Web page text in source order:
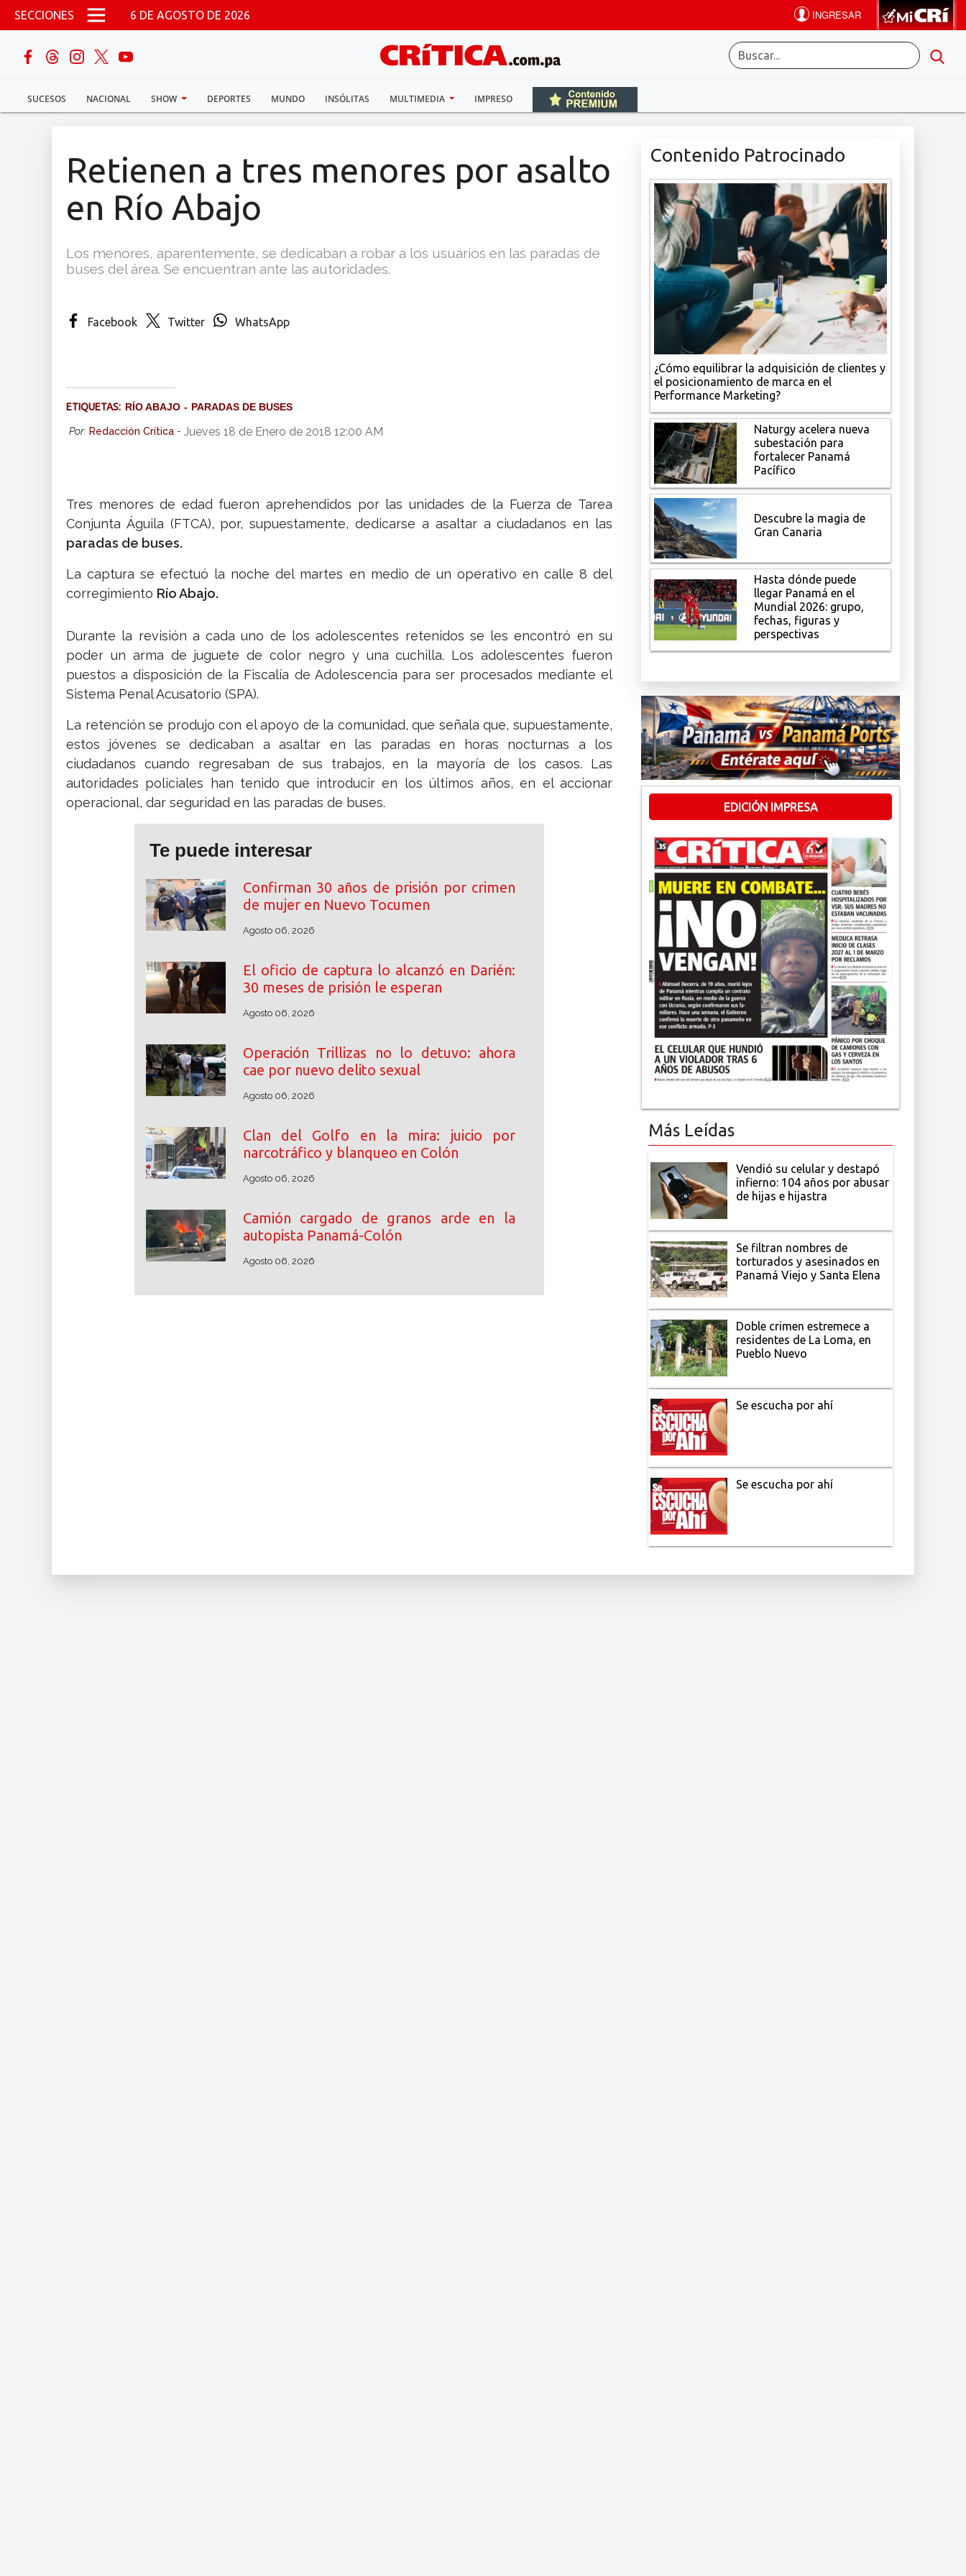
Pasar al contenido principal
SECCIONES 6 DE AGOSTO DE 2026
SUCESOS NACIONAL SHOW DEPORTES MUNDO INSÓLITAS MULTIMEDIA IMPRESO
buscar
Sucesos
Multimedia
Retienen a tres menores por asalto
en Río Abajo
Los menores, aparentemente, se dedicaban a robar a los usuarios en las paradas de
buses del área. Se encuentran ante las autoridades.
Facebook Twitter WhatsApp
ETIQUETAS: RÍO ABAJO PARADAS DE BUSES
Por: Redacción Crítica - Jueves 18 de Enero de 2018 12:00 AM
Tres menores de edad fueron aprehendidos por las unidades de la Fuerza de Tarea
Conjunta Águila (FTCA), por, supuestamente, dedicarse a asaltar a ciudadanos en las
paradas de buses.
La captura se efectuó la noche del martes en medio de un operativo en calle 8 del
corregimiento Río Abajo.
Durante la revisión a cada uno de los adolescentes retenidos se les encontró en su
poder un arma de juguete de color negro y una cuchilla. Los adolescentes fueron
puestos a disposición de la Fiscalía de Adolescencia para ser procesados mediante el
Sistema Penal Acusatorio (SPA).
La retención se produjo con el apoyo de la comunidad, que señala que, supuestamente,
estos jóvenes se dedicaban a asaltar en las paradas en horas nocturnas a los
ciudadanos cuando regresaban de sus trabajos, en la mayoría de los casos. Las
autoridades policiales han tenido que introducir en los últimos años, en el accionar
operacional, dar seguridad en las paradas de buses.
Te puede interesar
Confirman 30 años de prisión por crimen
de mujer en Nuevo Tocumen
Agosto 06, 2026
El oficio de captura lo alcanzó en Darién:
30 meses de prisión le esperan
Agosto 06, 2026
Operación Trillizas no lo detuvo: ahora
cae por nuevo delito sexual
Agosto 06, 2026
Clan del Golfo en la mira: juicio por
narcotráfico y blanqueo en Colón
Agosto 06, 2026
Camión cargado de granos arde en la
autopista Panamá-Colón
Agosto 06, 2026
Contenido Patrocinado
¿Cómo equilibrar la adquisición de clientes y
el posicionamiento de marca en el
Performance Marketing?
Naturgy acelera nueva
subestación para
fortalecer Panamá
Pacífico
Descubre la magia de
Gran Canaria
Hasta dónde puede
llegar Panamá en el
Mundial 2026: grupo,
fechas, figuras y
perspectivas
EDICIÓN IMPRESA
Más Leídas
Vendió su celular y destapó
infierno: 104 años por abusar
de hijas e hijastra
Se filtran nombres de
torturados y asesinados en
Panamá Viejo y Santa Elena
Doble crimen estremece a
residentes de La Loma, en
Pueblo Nuevo
Se escucha por ahí
Se escucha por ahí